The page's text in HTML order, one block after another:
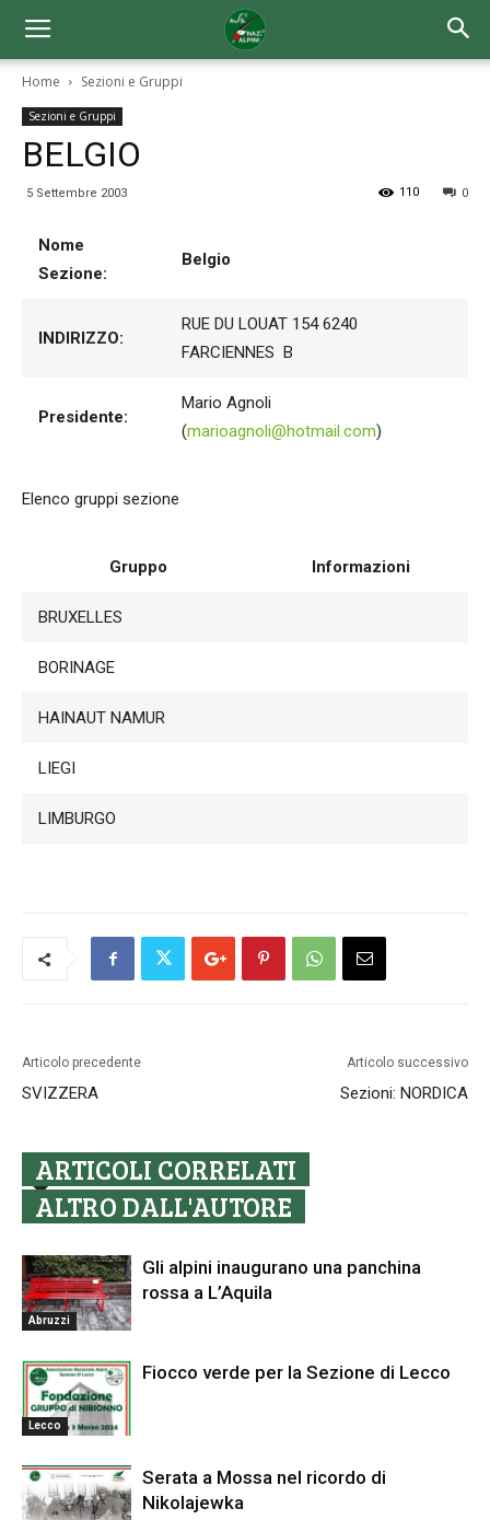
Home Sezioni e Gruppi
Sezioni e Gruppi
BELGIO
5 Settembre 2003 0
110
Nome
Sezione:
Belgio
INDIRIZZO:
RUE DU LOUAT 154 6240
FARCIENNES B
Presidente:
Mario Agnoli
(marioagnoli@hotmail.com)
Elenco gruppi sezione
Gruppo Informazioni
BRUXELLES
BORINAGE
HAINAUT NAMUR
LIEGI
LIMBURGO
Articolo precedente
SVIZZERA
Articolo successivo
Sezioni: NORDICA
ARTICOLI CORRELATI
ALTRO DALL'AUTORE
Abruzzi
Gli alpini inaugurano una panchina
rossa a L’Aquila
Lecco
Fiocco verde per la Sezione di Lecco
Serata a Mossa nel ricordo di
Nikolajewka